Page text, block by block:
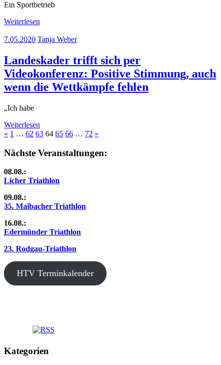
Ein Sportbetrieb
Weiterlesen
7.05.2020 Tanja Weber
Landeskader trifft sich per
Videokonferenz: Positive Stimmung, auch
wenn die Wettkämpfe fehlen
„Ich habe
Weiterlesen
Seitennummerierung
der
« Vorherige
1 … 62 63 64 65 66 … 72 Nächste
»
Nächste Veranstaltungen:
08.08.:
Licher Triathlon
09.08.:
35. Maibacher Triathlon
16.08.:
Edermünder Triathlon
23. Rodgau-Triathlon
HTV Terminkalender
Kategorien